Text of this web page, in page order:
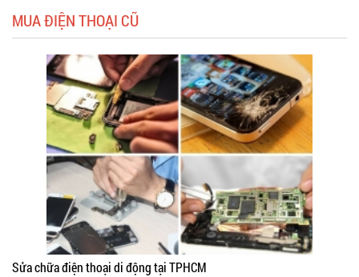
MUA ĐIỆN THOẠI CŨ
Sửa chữa điện thoại di động tại TPHCM